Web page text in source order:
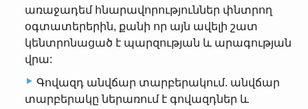
առաջադեմ հնարավորություններ փնտրող
օգտատերերին, քանի որ այն ավելի շատ
կենտրոնացած է պարզության և արագության
վրա:
Գովազդ անվճար տարբերակում. անվճար
տարբերակը ներառում է գովազդներ և